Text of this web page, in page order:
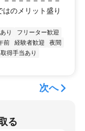
のメリット盛り
り
フリーター歓迎
前 経験者歓迎
夜間
得手当あり
次へ
る